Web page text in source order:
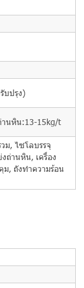
บปรุง)
านหิน:13-15kg/t
ม, ไซโลบรรจุ
ถ่านหิน, เครื่อง
ม, ถังทำความร้อน